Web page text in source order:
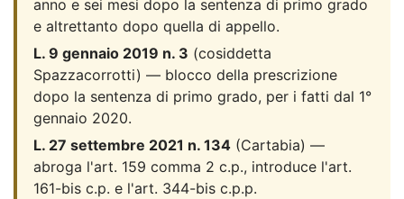
anno e sei mesi dopo la sentenza di primo grado
e altrettanto dopo quella di appello.
L. 9 gennaio 2019 n. 3 (cosiddetta
Spazzacorrotti) — blocco della prescrizione
dopo la sentenza di primo grado, per i fatti dal 1°
gennaio 2020.
L. 27 settembre 2021 n. 134 (Cartabia) —
abroga l'art. 159 comma 2 c.p., introduce l'art.
161-bis c.p. e l'art. 344-bis c.p.p.